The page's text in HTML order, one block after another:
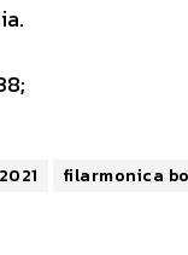
filarmonica